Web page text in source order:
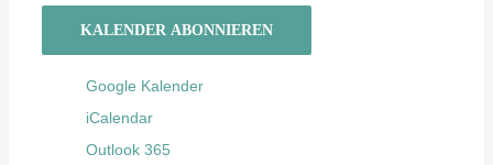
KALENDER ABONNIEREN
Google Kalender
iCalendar
Outlook 365